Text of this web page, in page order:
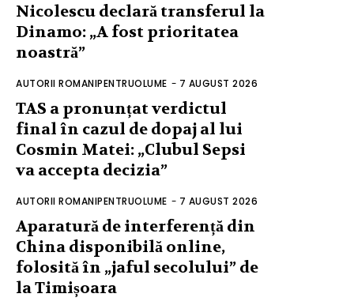
Nicolescu declară transferul la
Dinamo: „A fost prioritatea
noastră”
AUTORII ROMANIPENTRUOLUME - 7 AUGUST 2026
TAS a pronunțat verdictul
final în cazul de dopaj al lui
Cosmin Matei: „Clubul Sepsi
va accepta decizia”
AUTORII ROMANIPENTRUOLUME - 7 AUGUST 2026
Aparatură de interferență din
China disponibilă online,
folosită în „jaful secolului” de
la Timișoara